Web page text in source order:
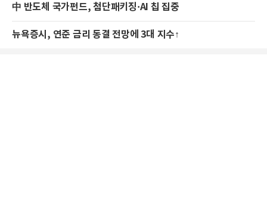
中 반도체 국가펀드, 첨단패키징·AI 칩 집중
뉴욕증시, 연준 금리 동결 전망에 3대 지수↑